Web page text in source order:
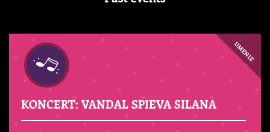
UMENIE
KONCERT: VANDAL SPIEVA SILANA